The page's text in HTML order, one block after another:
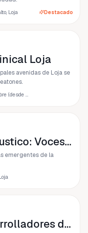
Loja Destacado
Loja
avenidas de Loja se
Av. 18 de Noviembre (desde Parque Central), Loja
Concierto Acustico: Voces del Sur
emergentes de la
Meetup Desarrolladores de Loja